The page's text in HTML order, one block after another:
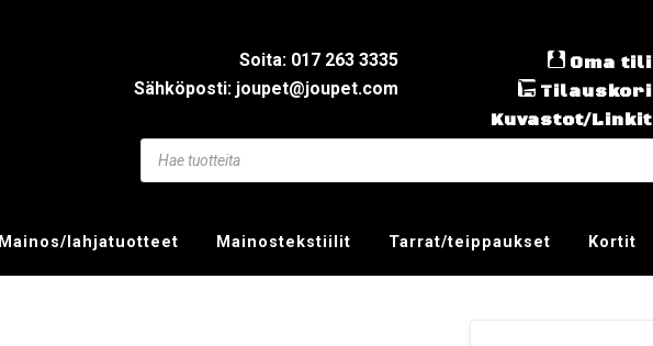
Soita: 017 263 3335
Sähköposti: joupet@joupet.com
Oma tili
Tilauskori
Kuvastot/Linkit
Mainos/lahjatuotteet Mainostekstiilit Tarrat/teippaukset Kortit